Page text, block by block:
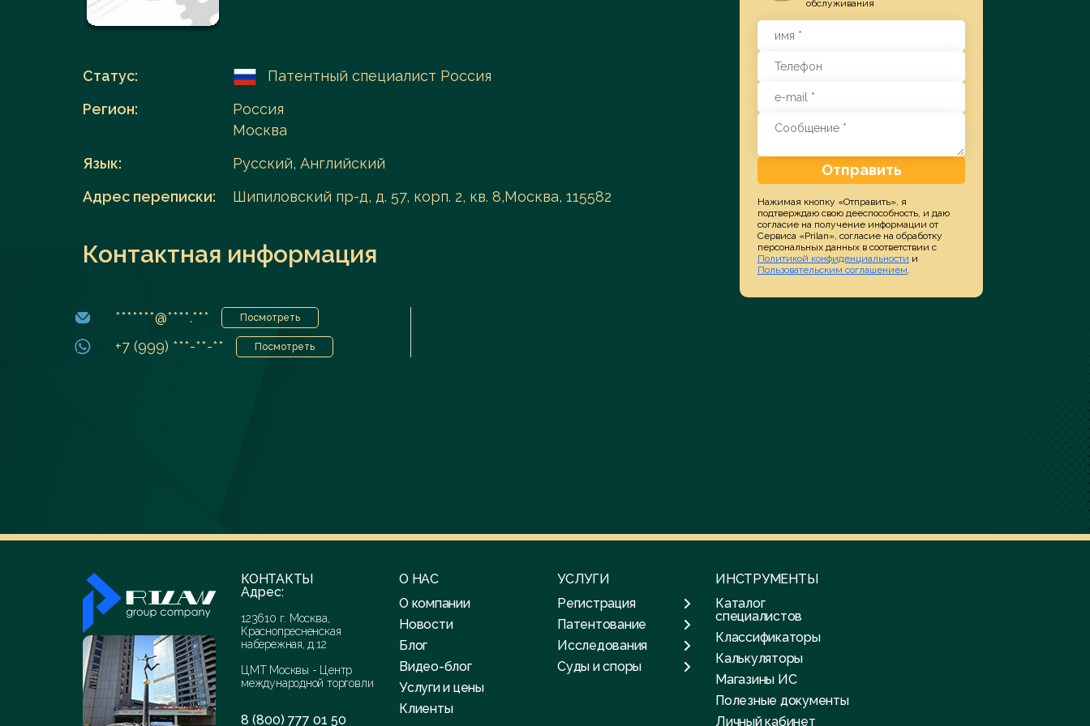
Заказать услугу
Перейти в каталог
Статус:
Патентный специалист Россия
Регион:
Россия
Москва
Язык:
Русский, Английский
Адрес переписки:
Шипиловский пр-д, д. 57, корп. 2, кв. 8,Москва, 115582
Контактная информация
*******@****.*** Посмотреть
+7 (999) ***-**-** Посмотреть
обслуживания
Отправить
Нажимая кнопку «Отправить», я
подтверждаю свою дееспособность, и даю
согласие на получение информации от
Сервиса «Prilan», согласие на обработку
персональных данных в соответствии с
Политикой конфиденциальности и
Пользовательским соглашением.
КОНТАКТЫ
Адрес:
123610 г. Москва,
Краснопресненская
набережная, д.12
ЦМТ Москвы - Центр
международной торговли
8 (800) 777 01 50
О НАС
О компании
Новости
Блог
Видео-блог
Услуги и цены
Клиенты
УСЛУГИ
Регистрация
Патентование
Исследования
Суды и споры
ИНСТРУМЕНТЫ
Каталог
специалистов
Классификаторы
Калькуляторы
Магазины ИС
Полезные документы
Личный кабинет